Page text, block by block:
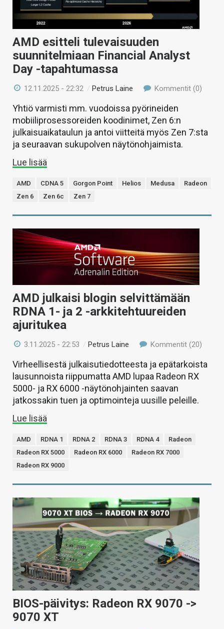
AMD esitteli tulevaisuuden
suunnitelmiaan Financial Analyst
Day -tapahtumassa
12.11.2025 - 22:32 /Petrus Laine Kommentit (0)
Yhtiö varmisti mm. vuodoissa pyörineiden
mobiiliprosessoreiden koodinimet, Zen 6:n
julkaisuaikataulun ja antoi viitteitä myös Zen 7:sta
ja seuraavan sukupolven näytönohjaimista.
Lue lisää
AMD CDNA 5 Gorgon Point Helios Medusa
Radeon
Zen 6
Zen 6c Zen 7
AMD julkaisi blogin selvittämään
RDNA 1- ja 2 -arkkitehtuureiden
ajuritukea
3.11.2025 - 22:53 /Petrus Laine Kommentit (20)
Virheellisestä julkaisutiedotteesta ja epätarkoista
lausunnoista riippumatta AMD lupaa Radeon RX
5000- ja RX 6000 -näytönohjainten saavan
jatkossakin tuen ja optimointeja uusille peleille.
Lue lisää
AMD RDNA 1 RDNA 2 RDNA 3 RDNA 4
Radeon
Radeon RX 5000
Radeon RX 6000
Radeon RX 7000
Radeon RX 9000
BIOS-päivitys: Radeon RX 9070 ->
9070 XT